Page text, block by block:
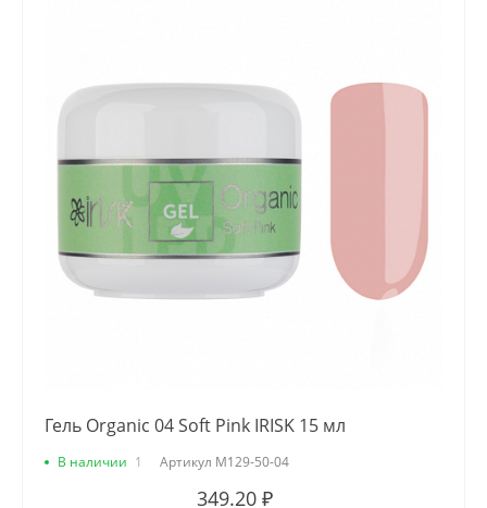
Гель Organic 04 Soft Pink IRISK 15 мл
В наличии 1 Артикул М129-50-04
349.20 ₽